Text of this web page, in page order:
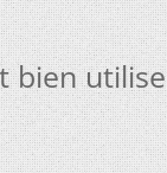
bien